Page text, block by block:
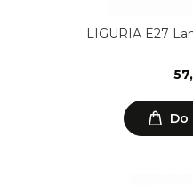
LIGURIA E27
Do